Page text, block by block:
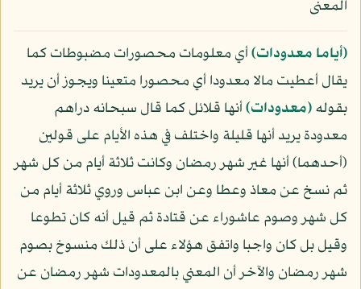
المعنى
﴿أياما معدودات﴾أي معلومات محصورات مضبوطات كما
يقال أعطيت مالا معدودا أي محصورا متعينا ويجوز أن يريد
بقوله﴿معدودات﴾أنها قلائل كما قال سبحانه دراهم
معدودة يريد أنها قليلة واختلف في هذه الأيام على قولين
(أحدهما) أنها غير شهر رمضان وكانت ثلاثة أيام من كل شهر
ثم نسخ عن معاذ وعطا وعن ابن عباس وروي ثلاثة أيام من
كل شهر وصوم عاشوراء عن قتادة ثم قيل أنه كان تطوعا
وقيل بل كان واجبا واتفق هؤلاء على أن ذلك منسوخ بصوم
شهر رمضان والآخر أن المعني بالمعدودات شهر رمضان عن